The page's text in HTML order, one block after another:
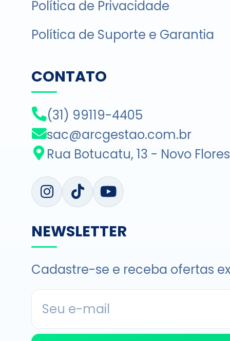
Política de Privacidade
Política de Suporte e Garantia
CONTATO
(31) 99119-4405
sac@arcgestao.com.br
Rua Botucatu, 13 - Novo
NEWSLETTER
Cadastre-se e receba ofertas